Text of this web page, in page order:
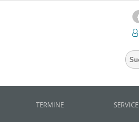
TERMINE SERVICE